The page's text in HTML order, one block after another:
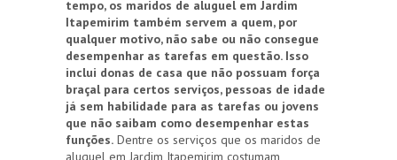
tempo, os maridos de aluguel em Jardim
Itapemirim também servem a quem, por
qualquer motivo, não sabe ou não consegue
desempenhar as tarefas em questão. Isso
inclui donas de casa que não possuam força
braçal para certos serviços, pessoas de idade
já sem habilidade para as tarefas ou jovens
que não saibam como desempenhar estas
funções. Dentre os serviços que os maridos de
aluguel em Jardim Itapemirim costumam